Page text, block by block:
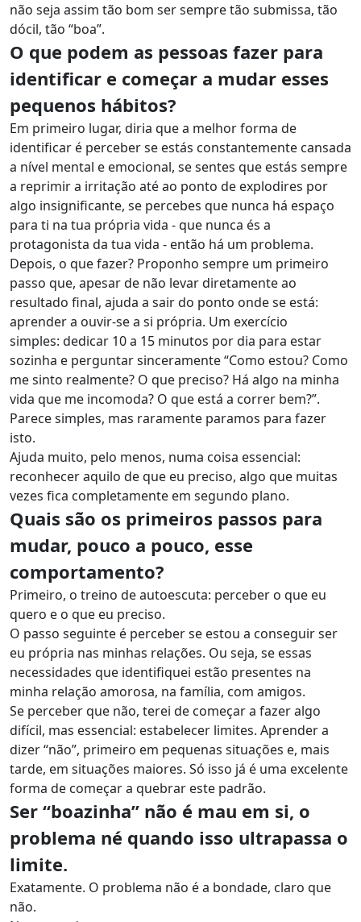
não seja assim tão bom ser sempre tão submissa, tão
dócil, tão “boa”.
O que podem as pessoas fazer para
identificar e começar a mudar esses
pequenos hábitos?
Em primeiro lugar, diria que a melhor forma de
identificar é perceber se estás constantemente cansada
a nível mental e emocional, se sentes que estás sempre
a reprimir a irritação até ao ponto de explodires por
algo insignificante, se percebes que nunca há espaço
para ti na tua própria vida - que nunca és a
protagonista da tua vida - então há um problema.
Depois, o que fazer? Proponho sempre um primeiro
passo que, apesar de não levar diretamente ao
resultado final, ajuda a sair do ponto onde se está:
aprender a ouvir-se a si própria. Um exercício
simples: dedicar 10 a 15 minutos por dia para estar
sozinha e perguntar sinceramente “Como estou? Como
me sinto realmente? O que preciso? Há algo na minha
vida que me incomoda? O que está a correr bem?”.
Parece simples, mas raramente paramos para fazer
isto.
Ajuda muito, pelo menos, numa coisa essencial:
reconhecer aquilo de que eu preciso, algo que muitas
vezes fica completamente em segundo plano.
Quais são os primeiros passos para
mudar, pouco a pouco, esse
comportamento?
Primeiro, o treino de autoescuta: perceber o que eu
quero e o que eu preciso.
O passo seguinte é perceber se estou a conseguir ser
eu própria nas minhas relações. Ou seja, se essas
necessidades que identifiquei estão presentes na
minha relação amorosa, na família, com amigos.
Se perceber que não, terei de começar a fazer algo
difícil, mas essencial: estabelecer limites. Aprender a
dizer “não”, primeiro em pequenas situações e, mais
tarde, em situações maiores. Só isso já é uma excelente
forma de começar a quebrar este padrão.
Ser “boazinha” não é mau em si, o
problema né quando isso ultrapassa o
limite.
Exatamente. O problema não é a bondade, claro que
não.